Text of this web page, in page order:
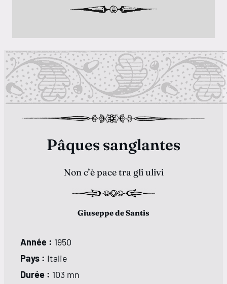
Pâques sanglantes
Non c’è pace tra gli ulivi
Giuseppe de Santis
Année : 1950
Pays : Italie
Durée : 103 mn